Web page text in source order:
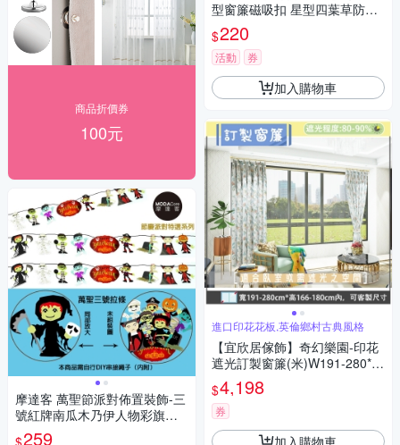
商品折價券
100元
摩達客 萬聖節派對佈置裝飾-三
號紅牌南瓜木乃伊人物彩旗拉
條(兩入組)串旗掛飾
259
型窗簾磁吸扣 星型四葉草防漏
光磁吸式固定器-4入組
$220
活動 券
加入購物車
進口印花花板,英倫鄉村古典風格
【宜欣居傢飾】奇幻樂園-印花
遮光訂製窗簾(米)W191-280*H
166-180cm以內*2片
$4,198
券
加入購物車